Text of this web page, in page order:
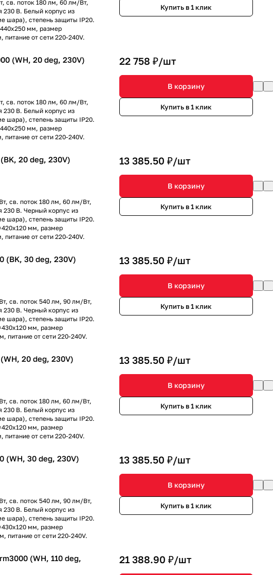
св. поток 180 лм, 60 лм/Вт,
230 В. Белый корпус из
шара), степень защиты IP20.
мм, размер
от сети 220-240V.
Купить в 1 клик
(WH, 20 deg, 230V)
св. поток 180 лм, 60 лм/Вт,
230 В. Белый корпус из
шара), степень защиты IP20.
мм, размер
от сети 220-240V.
22 758 ₽/шт
В корзину
Купить в 1 клик
20 deg, 230V)
св. поток 180 лм, 60 лм/Вт,
230 В. Черный корпус из
шара), степень защиты IP20.
мм, размер
от сети 220-240V.
13 385.50 ₽/шт
В корзину
Купить в 1 клик
(BK, 30 deg, 230V)
св. поток 540 лм, 90 лм/Вт,
230 В. Черный корпус из
шара), степень защиты IP20.
мм, размер
питание от сети 220-240V.
13 385.50 ₽/шт
В корзину
Купить в 1 клик
20 deg, 230V)
св. поток 180 лм, 60 лм/Вт,
230 В. Белый корпус из
шара), степень защиты IP20.
мм, размер
от сети 220-240V.
13 385.50 ₽/шт
В корзину
Купить в 1 клик
(WH, 30 deg, 230V)
св. поток 540 лм, 90 лм/Вт,
230 В. Белый корпус из
шара), степень защиты IP20.
мм, размер
питание от сети 220-240V.
13 385.50 ₽/шт
В корзину
Купить в 1 клик
(WH, 110 deg,
21 388.90 ₽/шт